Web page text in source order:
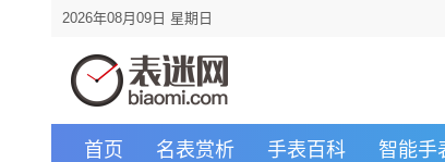
2026年08月09日 星期日
首页 名表赏析 手表百科 智能手